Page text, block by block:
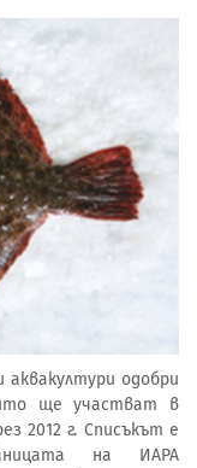
одобри
ще участват в
2012 г. Списъкът е
на ИАРА